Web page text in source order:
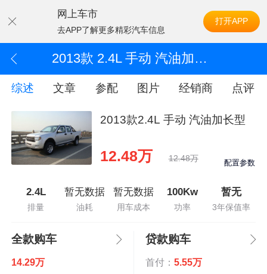
网上车市
去APP了解更多精彩汽车信息
打开APP
2013款 2.4L 手动 汽油加长型
综述 文章 参配 图片 经销商 点评
2013款2.4L 手动 汽油加长型
12.48万 12.48万 配置参数
2.4L
排量
暂无数据
油耗
暂无数据
用车成本
100Kw
功率
暂无
3年保值率
全款购车
14.29万
贷款购车
首付： 5.55万